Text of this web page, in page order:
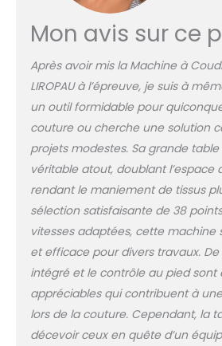
pédales
vous
terminer
projet 64
couleur:
de haute
bobines
aiguilles
en acier
ruban et
etc.
couleurs
pour votre
couture
【Bonnes
couture】
coudre
gérer une
y compris
Mon avis sur ce
Après avoir mis la Machine à
LIROPAU à l’épreuve, je suis à
un outil formidable pour
couture ou cherche une solution
projets modestes. Sa grande
véritable atout, doublant l’espace
rendant le maniement de tissus
sélection satisfaisante de 38
vitesses adaptées, cette machine
et efficace pour divers travaux. De
intégré et le contrôle au pied sont
appréciables qui contribuent à
lors de la couture. Cependant, la
décevoir ceux en quête d’un